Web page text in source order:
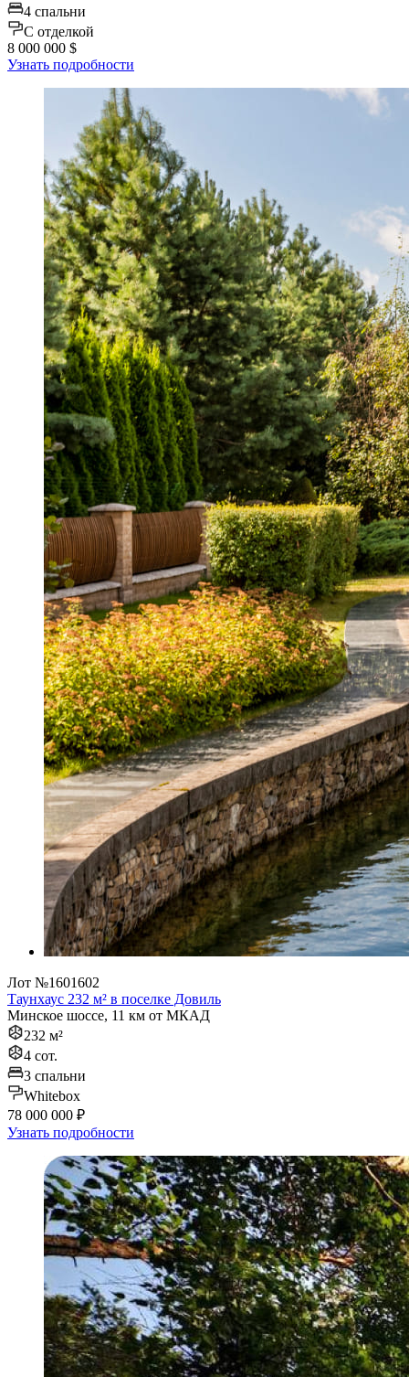
4 спальни
C отделкой
8 000 000 $
Узнать подробности
Лот №1601602
Таунхаус 232 м² в поселке Довиль
Минское шоссе, 11 км от МКАД
232 м²
4 сот.
3 спальни
Whitebox
78 000 000 ₽
Узнать подробности